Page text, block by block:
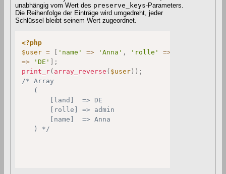
unabhängig vom Wert des preserve_keys-Parameters.
Die Reihenfolge der Einträge wird umgedreht, jeder
Schlüssel bleibt seinem Wert zugeordnet.
<?php
$user = [ 'name' => 'Anna' , 'rolle' =>
=>
'DE' ] ;
print_r( array_reverse ( $user) ) ;
/* Array
   (
       [land]  => DE
       [rolle] => admin
       [name]  => Anna
   ) */